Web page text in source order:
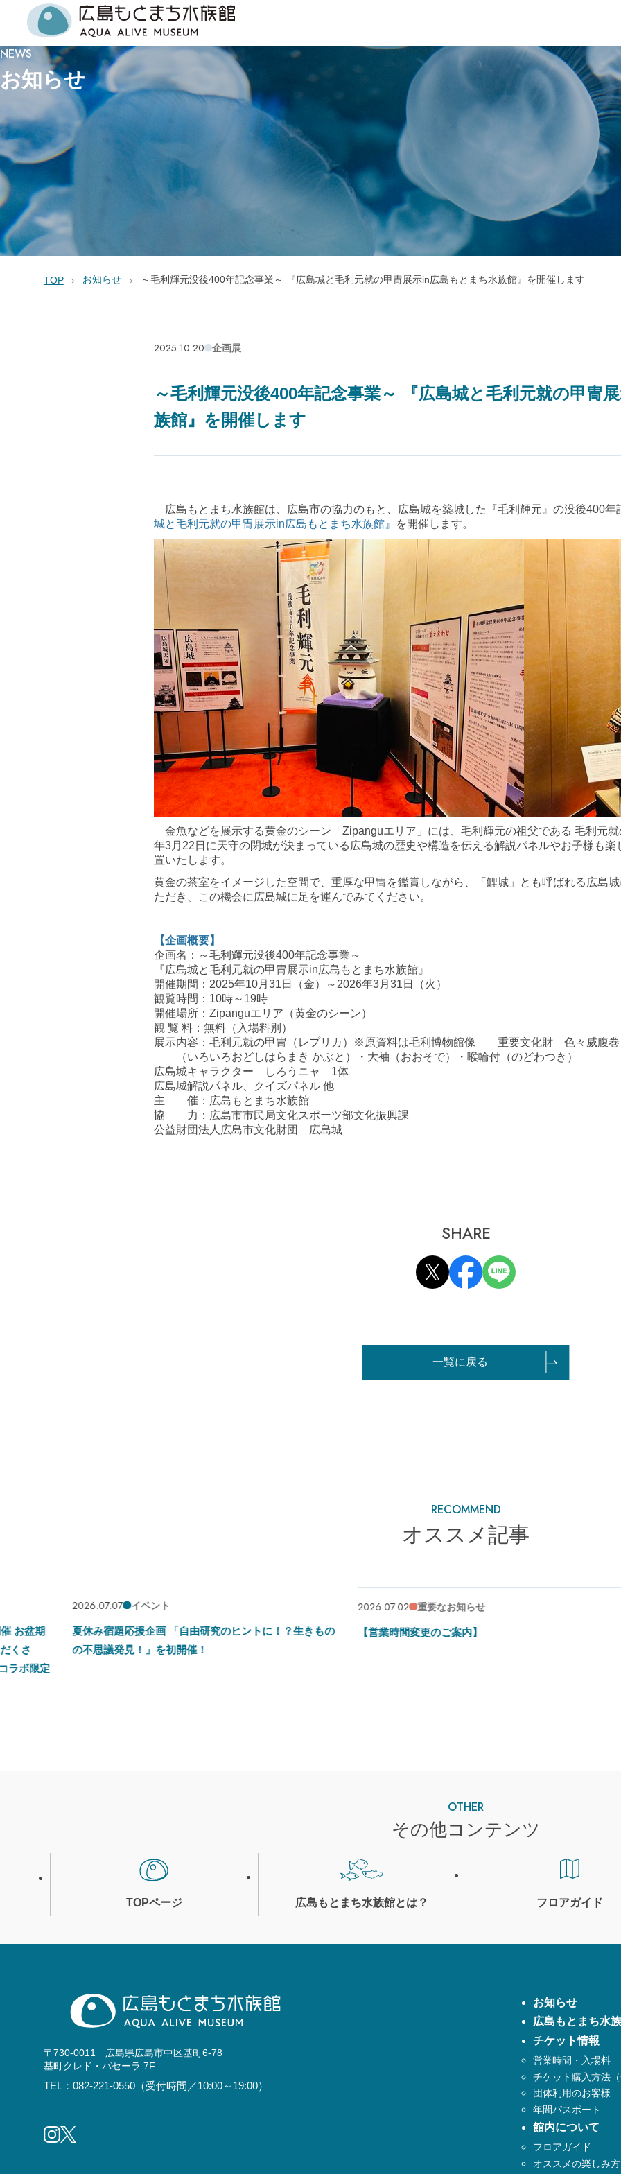
NEWS
お知らせ
TOP お知らせ ～毛利輝元没後400年記念事業～ 『広島城と毛利元就の甲冑展示in広島もとまち水族館』を開催します
2025.10.20 企画展
～毛利輝元没後400年記念事業～ 『広島城と毛利元就の甲冑
族館』を開催します
広島もとまち水族館は、広島市の協力のもと、広島城を築城した『毛利輝元』の没後400年
城と毛利元就の甲冑展示in広島もとまち水族館』
を開催します。
金魚などを展示する黄金のシーン「Zipanguエリア」には、毛利輝元の祖父である 毛利元
年3月22日に天守の閉城が決まっている広島城の歴史や構造を伝える解説パネルやお子様も
置いたします。
黄金の茶室をイメージした空間で、重厚な甲冑を鑑賞しながら、「鯉城」とも呼ばれる広島
ただき、この機会に広島城に足を運んでみてください。
【企画概要】
企画名：～毛利輝元没後400年記念事業～
『広島城と毛利元就の甲冑展示in広島もとまち水族館』
開催期間：2025年10月31日（金）～2026年3月31日（火）
観覧時間：10時～19時
開催場所：Zipanguエリア（黄金のシーン）
観 覧 料：無料（入場料別）
展示内容：毛利元就の甲冑（レプリカ）※原資料は毛利博物館像 重要文化財 色々威腹巻
（いろいろおどしはらまき かぶと）・大袖（おおそで）・喉輪付（のどわつき）
広島城キャラクター しろうニャ 1体
広島城解説パネル、クイズパネル 他
主 催：広島もとまち水族館
協 力：広島市市民局文化スポーツ部文化振興課
公益財団法人広島市文化財団 広島城
SHARE
一覧に戻る
RECOMMEND
オススメ記事
期
限定
2026.07.07 イベント
夏休み宿題応援企画 「自由研究のヒントに！？生きもの
の不思議発見！」を初開催！
2026.07.02 重要なお知らせ
【営業時間変更のご案内】
OTHER
その他コンテンツ
TOPページ 広島もとまち水族館とは？ フロアガイド
〒730-0011 広島県広島市中区基町6-78
基町クレド・パセーラ 7F
TEL：082-221-0550（受付時間／10:00～19:00）
お知らせ
広島もとまち水
チケット情報
営業時間・入場料
チケット購入方法
団体利用のお客様
年間パスポート
館内について
フロアガイド
オススメの楽しみ方